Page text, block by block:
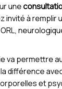
une
à
va permettre
différence
et